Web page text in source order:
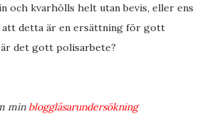
och kvarhölls helt utan bevis, eller ens
att detta är en ersättning för gott
det gott polisarbete?
min bloggläsarundersökning